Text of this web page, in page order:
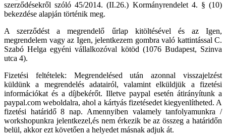
szerződésekről szóló 45/2014. (II.26.) Kormányrendelet 4. § (10)
bekezdése alapján történik meg.
A szerződést a megrendelő űrlap kitöltésével és az Igen,
megrendelem vagy az Igen, jelentkezem gombra való kattintással C.
Szabó Helga egyéni vállalkozóval kötöd (1076 Budapest, Szinva
utca 4).
Fizetési feltételek: Megrendelésed után azonnal visszajelzést
küldünk a megrendelés adatairól, valamint elküldjük a fizetési
információkat és a díjbekérőt. Illetve paypal esetén átirányítunk a
paypal.com weboldalra, ahol a kártyás fizetésedet kiegyenlítheted. A
fizetési határidő 8 nap. Amennyiben valamely tanfolyamunkra /
workshopunkra jelentkezel,és nem érkezik be az összeg a határidőn
belül, akkor ezt követően a helyedet másnak adjuk át.